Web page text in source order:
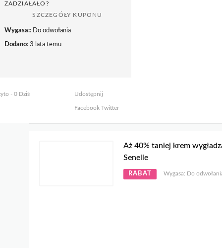
ZADZIAŁAŁO?
SZCZEGÓŁY KUPONU
Wygasa:: Do odwołania
Dodano: 3 lata temu
- 0 Dziś Udostępnij
FacebookTwitter
Aż 40% taniej krem
Senelle
RABAT Wygasa: Do